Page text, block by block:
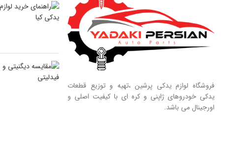
09128884461
09128884461
09124847876
فروشگاه لوازم یدکی پرشین ،تهیه و توزیع قطعات
یدکی خودروهای ژاپنی و کره ای با کیفیت اصلی و
اورجینال می باشد.